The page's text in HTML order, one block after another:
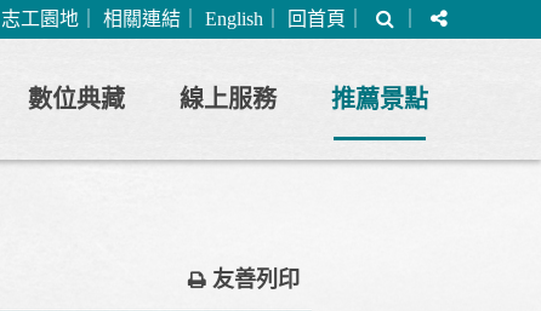
志工園地 相關連結 English 回首頁
尋
分
享
數位典藏 線上服務 推薦景點
友善列印